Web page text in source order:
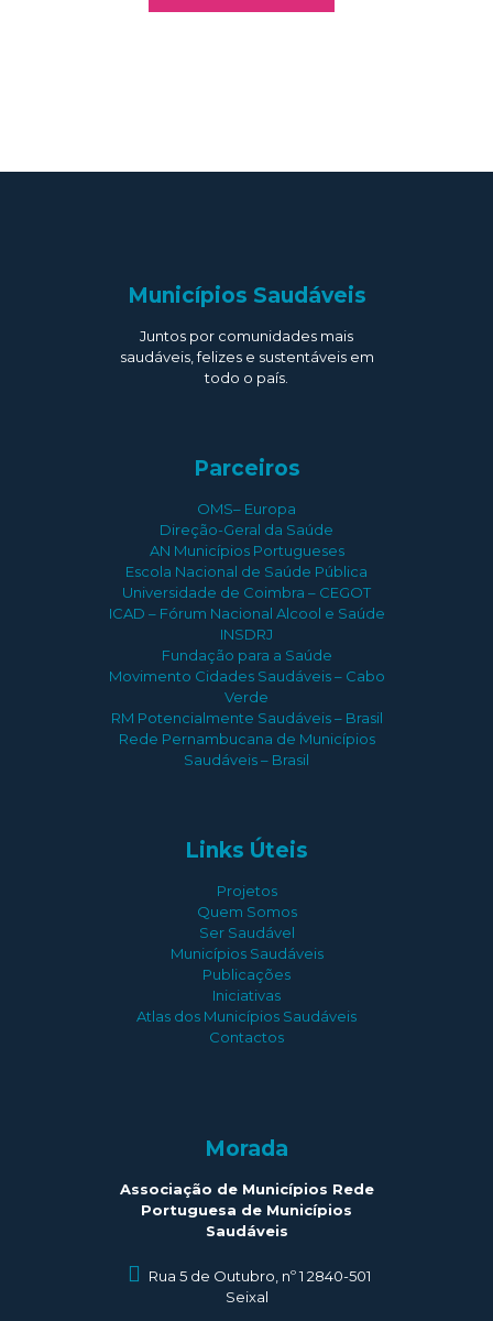
Municípios Saudáveis
Juntos por comunidades mais
saudáveis, felizes e sustentáveis em
todo o país.
Parceiros
OMS– Europa
Direção-Geral da Saúde
AN Municípios Portugueses
Escola Nacional de Saúde Pública
Universidade de Coimbra – CEGOT
ICAD – Fórum Nacional Alcool e Saúde
INSDRJ
Fundação para a Saúde
Movimento Cidades Saudáveis – Cabo
Verde
RM Potencialmente Saudáveis – Brasil
Rede Pernambucana de Municípios
Saudáveis – Brasil
Links Úteis
Projetos
Quem Somos
Ser Saudável
Municípios Saudáveis
Publicações
Iniciativas
Atlas dos Municípios Saudáveis
Contactos
Morada
Associação de Municípios Rede
Portuguesa de Municípios
Saudáveis
Rua 5 de Outubro, nº 1 2840-501
Seixal